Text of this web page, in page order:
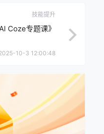
技能提升
Coze专题课》
10-3 12:00:48